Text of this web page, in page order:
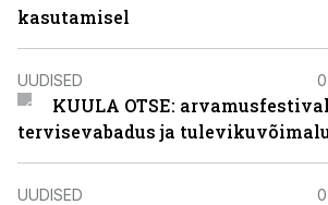
kasutamisel
UUDISED
KUULA OTSE:
tervisevabadus ja
UUDISED